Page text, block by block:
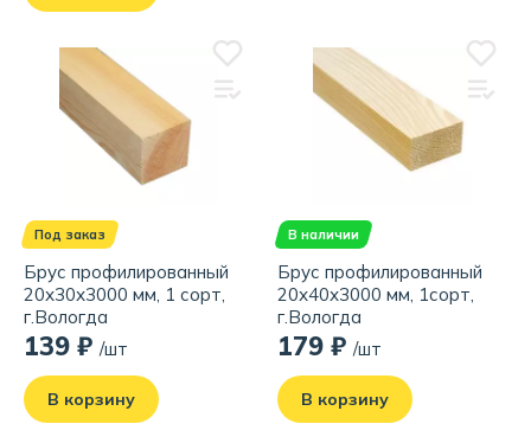
Под заказ
Брус профилированный
20х30х3000 мм, 1 сорт,
г.Вологда
139 ₽ /шт
В корзину
В наличии
Брус профилированный
20х40х3000 мм, 1сорт,
г.Вологда
179 ₽ /шт
В корзину